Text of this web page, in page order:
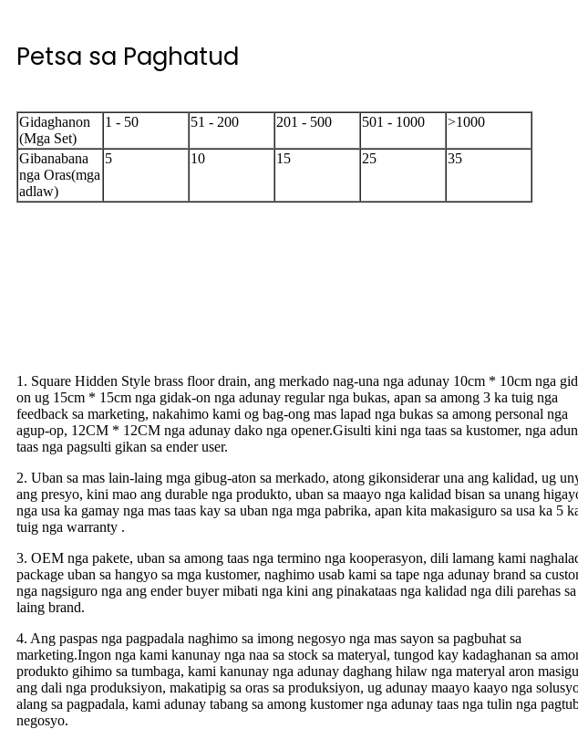
Petsa sa Paghatud
Gidaghanon
(Mga Set)
1 - 50 51 - 200 201 - 500 501 - 1000 >1000
Gibanabana
nga Oras(mga
adlaw)
5 10 15 25 35
1. Square Hidden Style brass floor drain, ang merkado nag-una nga adunay 10cm * 10cm nga
on ug 15cm * 15cm nga gidak-on nga adunay regular nga bukas, apan sa among 3 ka tuig nga
feedback sa marketing, nakahimo kami og bag-ong mas lapad nga bukas sa among personal nga
agup-op, 12CM * 12CM nga adunay dako nga opener.Gisulti kini nga taas sa kustomer, nga
taas nga pagsulti gikan sa ender user.
2. Uban sa mas lain-laing mga gibug-aton sa merkado, atong gikonsiderar una ang kalidad, ug
ang presyo, kini mao ang durable nga produkto, uban sa maayo nga kalidad bisan sa unang
nga usa ka gamay nga mas taas kay sa uban nga mga pabrika, apan kita makasiguro sa usa ka 5
tuig nga warranty .
3. OEM nga pakete, uban sa among taas nga termino nga kooperasyon, dili lamang kami
package uban sa hangyo sa mga kustomer, naghimo usab kami sa tape nga adunay brand sa
nga nagsiguro nga ang ender buyer mibati nga kini ang pinakataas nga kalidad nga dili parehas sa
laing brand.
4. Ang paspas nga pagpadala naghimo sa imong negosyo nga mas sayon ​​sa pagbuhat sa
marketing.Ingon nga kami kanunay nga naa sa stock sa materyal, tungod kay kadaghanan sa
produkto gihimo sa tumbaga, kami kanunay nga adunay daghang hilaw nga materyal aron
ang dali nga produksiyon, makatipig sa oras sa produksiyon, ug adunay maayo kaayo nga
alang sa pagpadala, kami adunay tabang sa among kustomer nga adunay taas nga tulin nga
negosyo.